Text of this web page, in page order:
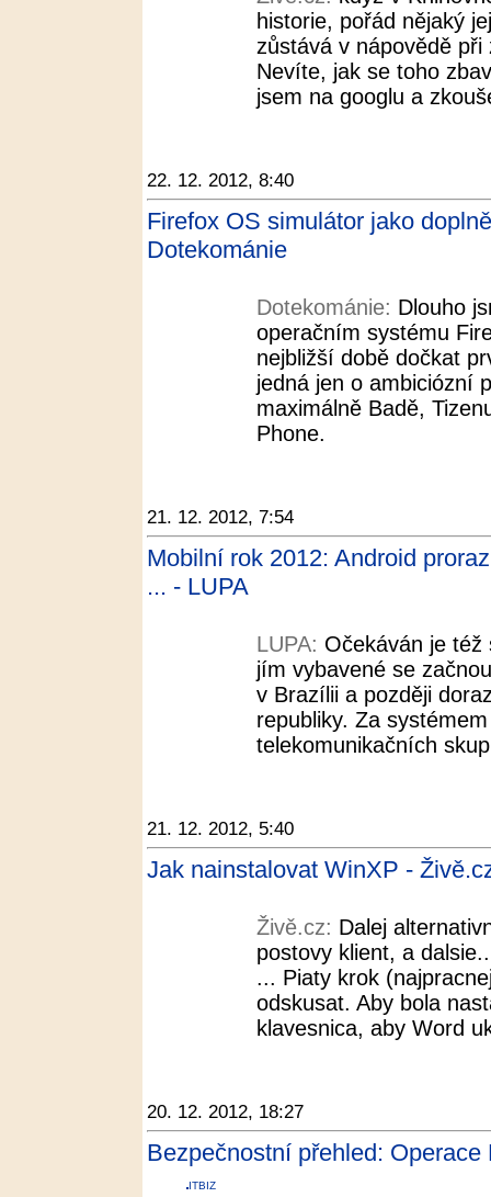
historie, pořád nějaký
zůstává v nápovědě
Nevíte, jak se toho
jsem na googlu a
22. 12. 2012, 8:40
Firefox OS simulátor jako
Dotekománie
Dotekománie: Dlouho
operačním systému
nejbližší době dočkat
jedná jen o ambiciózní
maximálně Badě,
Phone.
21. 12. 2012, 7:54
Mobilní rok 2012: Android
... - LUPA
LUPA: Očekáván je
jím vybavené se
v Brazílii a později
republiky. Za
telekomunikačních
21. 12. 2012, 5:40
Jak nainstalovat WinXP -
Živě.cz: Dalej
postovy klient, a
... Piaty krok
odskusat. Aby bola
klavesnica, aby Word
20. 12. 2012, 18:27
Bezpečnostní přehled: Operace
ITBIZ